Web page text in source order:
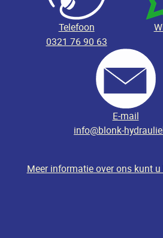
Telefoon
0321 76 90 63
E-mail
info@blonk-
Meer informatie over ons kunt u